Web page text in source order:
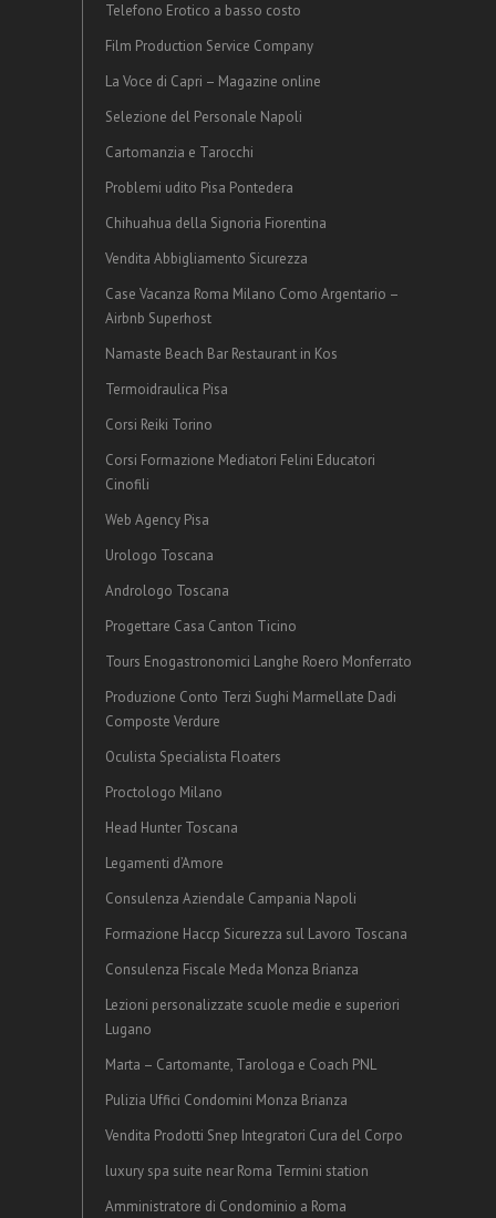
Telefono Erotico a basso costo
Film Production Service Company
La Voce di Capri – Magazine online
Selezione del Personale Napoli
Cartomanzia e Tarocchi
Problemi udito Pisa Pontedera
Chihuahua della Signoria Fiorentina
Vendita Abbigliamento Sicurezza
Case Vacanza Roma Milano Como Argentario –
Airbnb Superhost
Namaste Beach Bar Restaurant in Kos
Termoidraulica Pisa
Corsi Reiki Torino
Corsi Formazione Mediatori Felini Educatori
Cinofili
Web Agency Pisa
Urologo Toscana
Andrologo Toscana
Progettare Casa Canton Ticino
Tours Enogastronomici Langhe Roero Monferrato
Produzione Conto Terzi Sughi Marmellate Dadi
Composte Verdure
Oculista Specialista Floaters
Proctologo Milano
Head Hunter Toscana
Legamenti d’Amore
Consulenza Aziendale Campania Napoli
Formazione Haccp Sicurezza sul Lavoro Toscana
Consulenza Fiscale Meda Monza Brianza
Lezioni personalizzate scuole medie e superiori
Lugano
Marta – Cartomante, Tarologa e Coach PNL
Pulizia Uffici Condomini Monza Brianza
Vendita Prodotti Snep Integratori Cura del Corpo
luxury spa suite near Roma Termini station
Amministratore di Condominio a Roma